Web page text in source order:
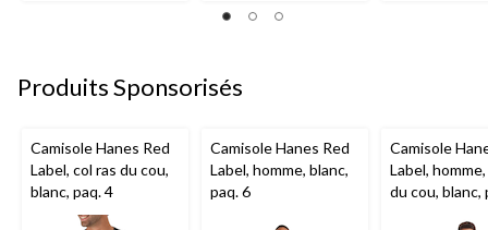
Produits Sponsorisés
Camisole Hanes Red
Label, col ras du cou,
blanc, paq. 4
Camisole Hanes Red
Label, homme, blanc,
paq. 6
Camisole
Label,
du cou, blanc,